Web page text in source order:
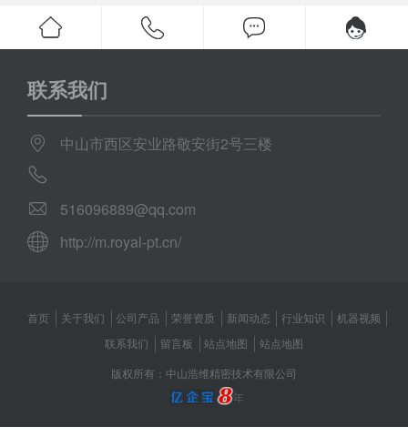
联系我们
中山市西区安业路敬安街2号三楼
516096889@qq.com
http://m.royal-pt.cn/
首页 关于我们 公司产品 荣誉资质 新闻动态 行业知识
机器视频
联系我们
留言板 站点地图
站点地图
版权所有：中山浩维精密技术有限公司